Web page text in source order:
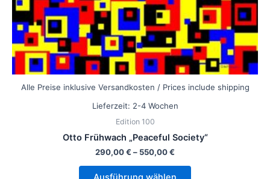
Alle Preise inklusive Versandkosten / Prices include shipping
Lieferzeit: 2-4 Wochen
Edition 100
Otto Frühwach „Peaceful Society“
290,00€ – 550,00€
gewählt
werden